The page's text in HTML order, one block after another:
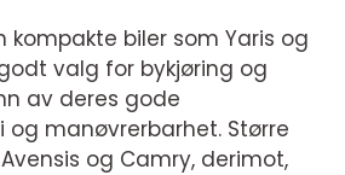
kompakte biler som Yaris og
valg for bykjøring og
av deres gode
manøvrerbarhet. Større
og Camry, derimot,